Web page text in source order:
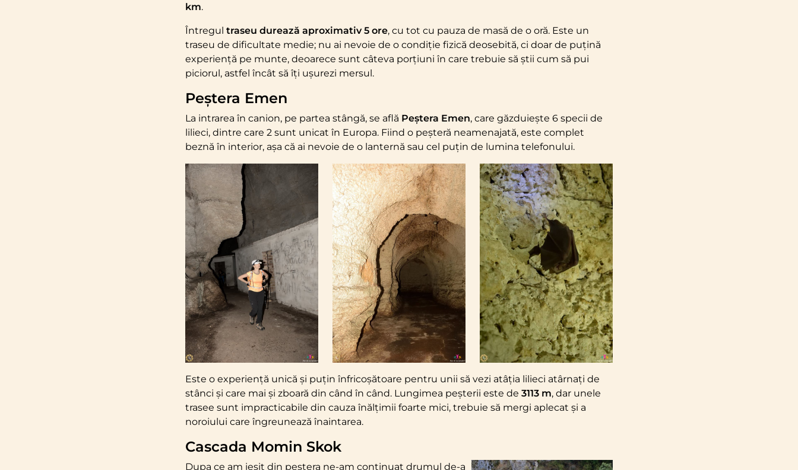
km.
Întregul traseu durează aproximativ 5 ore, cu tot cu pauza de masă de o oră. Este un
traseu de dificultate medie; nu ai nevoie de o condiție fizică deosebită, ci doar de puțină
experiență pe munte, deoarece sunt câteva porțiuni în care trebuie să știi cum să pui
piciorul, astfel încât să îți ușurezi mersul.
Peștera Emen
La intrarea în canion, pe partea stângă, se află Peștera Emen, care găzduiește 6 specii de
lilieci, dintre care 2 sunt unicat în Europa. Fiind o peșteră neamenajată, este complet
beznă în interior, așa că ai nevoie de o lanternă sau cel puțin de lumina telefonului.
Este o experiență unică și puțin înfricoșătoare pentru unii să vezi atâția lilieci atârnați de
stânci și care mai și zboară din când în când. Lungimea peșterii este de 3113 m, dar unele
trasee sunt impracticabile din cauza înălțimii foarte mici, trebuie să mergi aplecat și a
noroiului care îngreunează înaintarea.
Cascada Momin Skok
Dupa ce am iesit din pestera ne-am continuat drumul de-a